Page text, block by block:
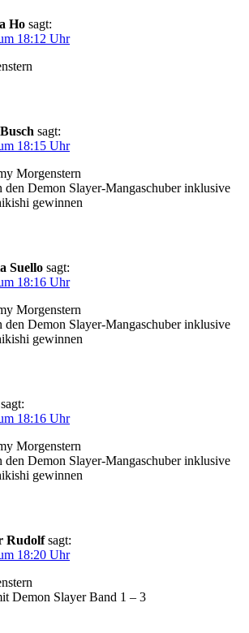
Ho sagt:
18:12 Uhr
sagt:
18:15 Uhr
Morgenstern
den Demon Slayer-Mangaschuber inklusive
gewinnen
Suello sagt:
18:16 Uhr
Morgenstern
den Demon Slayer-Mangaschuber inklusive
gewinnen
sagt:
18:16 Uhr
Morgenstern
den Demon Slayer-Mangaschuber inklusive
gewinnen
Rudolf sagt:
18:20 Uhr
Demon Slayer Band 1 – 3